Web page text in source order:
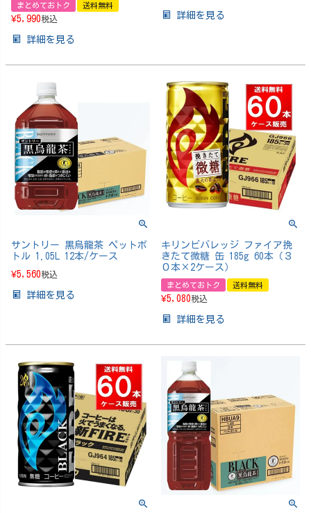
まとめておトク 送料無料
¥5,990税込
詳細を見る
詳細を見る
サントリー 黒烏龍茶 ペットボ
トル 1.05L 12本/ケース
¥5,560税込
詳細を見る
キリンビバレッジ ファイア挽
きたて微糖 缶 185g 60本（３
０本×2ケース）
まとめておトク 送料無料
¥5,080税込
詳細を見る